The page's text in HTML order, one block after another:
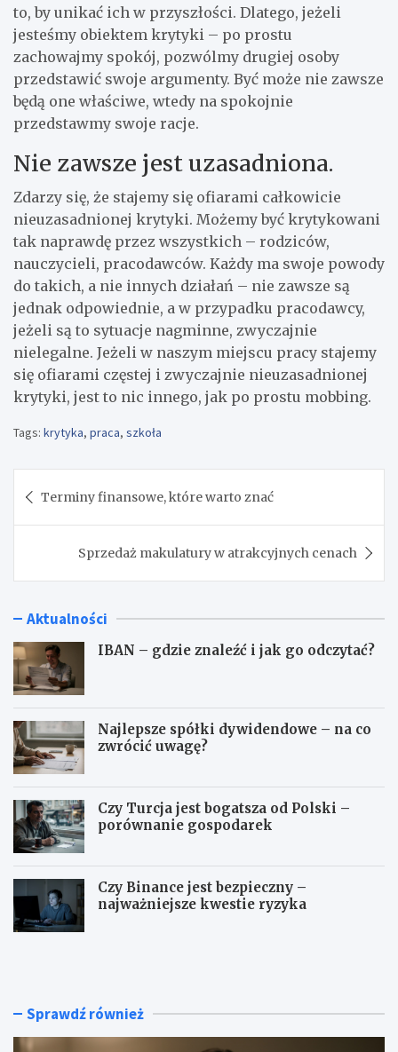
to, by unikać ich w przyszłości. Dlatego, jeżeli
jesteśmy obiektem krytyki – po prostu
zachowajmy spokój, pozwólmy drugiej osoby
przedstawić swoje argumenty. Być może nie zawsze
będą one właściwe, wtedy na spokojnie
przedstawmy swoje racje.
Nie zawsze jest uzasadniona.
Zdarzy się, że stajemy się ofiarami całkowicie
nieuzasadnionej krytyki. Możemy być krytykowani
tak naprawdę przez wszystkich – rodziców,
nauczycieli, pracodawców. Każdy ma swoje powody
do takich, a nie innych działań – nie zawsze są
jednak odpowiednie, a w przypadku pracodawcy,
jeżeli są to sytuacje nagminne, zwyczajnie
nielegalne. Jeżeli w naszym miejscu pracy stajemy
się ofiarami częstej i zwyczajnie nieuzasadnionej
krytyki, jest to nic innego, jak po prostu mobbing.
Tags: krytyka, praca, szkoła
wpisu
Terminy finansowe, które warto znać
Sprzedaż makulatury w atrakcyjnych cenach
Aktualności
IBAN – gdzie znaleźć i jak go odczytać?
Najlepsze spółki dywidendowe – na co
zwrócić uwagę?
Czy Turcja jest bogatsza od Polski –
porównanie gospodarek
Czy Binance jest bezpieczny –
najważniejsze kwestie ryzyka
I
g
N
p Sprawdź również